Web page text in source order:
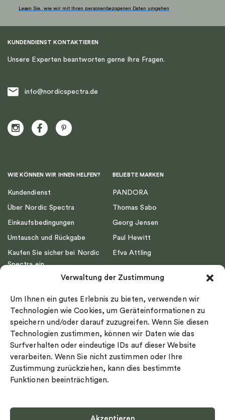
Verwaltung der Zustimmung
Um Ihnen ein gutes Erlebnis zu bieten, verwenden wir
Technologien wie Cookies, um Geräteinformationen zu
speichern und/oder darauf zuzugreifen. Wenn Sie diesen
Technologien zustimmen, können wir Daten wie das
Surfverhalten oder eindeutige IDs auf dieser Website
verarbeiten. Wenn Sie nicht zustimmen oder Ihre
Zustimmung zurückziehen, kann dies bestimmte
Funktionen beeinträchtigen.
Akzeptieren
werden
werden
Lesen Sie, wie wir mit Ihren personenbezogenen Daten umgehen
KUNDENDIENST KONTAKTIEREN
Unsere Experten beantworten gerne Ihre Fragen.
info@nordicspectra.de
WIE KÖNNEN WIR IHNEN HELFEN?
Kundendienst
Über Nordic Spectra
Einkaufsbedingungen
Umtausch und Rückgabe
Kaufen Sie sicher bei Nordic
Spectra ein
Impressum
Ringgröße
Widerrufsrecht
Cookie-policy
Sekretesspolicy
BELIEBTE MARKEN
PANDORA
Thomas Sabo
Georg Jensen
Paul Hewitt
Efva Attling
Drakenberg Sjölin
Nordic Spectra